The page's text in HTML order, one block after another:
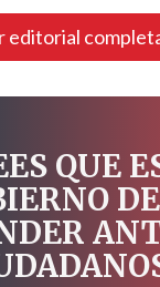
editorial
QUE